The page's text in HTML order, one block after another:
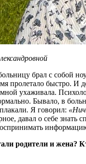
брал с собой
пролетало быстро. И
ухаживала.
Бывало, в
. Я говорил:
давал о себе знать
родители и жена?